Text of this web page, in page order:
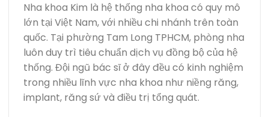
Nha khoa Kim là hệ thống nha khoa có quy mô
lớn tại Việt Nam, với nhiều chi nhánh trên toàn
quốc. Tại phường Tam Long TPHCM, phòng nha
luôn duy trì tiêu chuẩn dịch vụ đồng bộ của hệ
thống. Đội ngũ bác sĩ ở đây đều có kinh nghiệm
trong nhiều lĩnh vực nha khoa như niềng răng,
implant, răng sứ và điều trị tổng quát.